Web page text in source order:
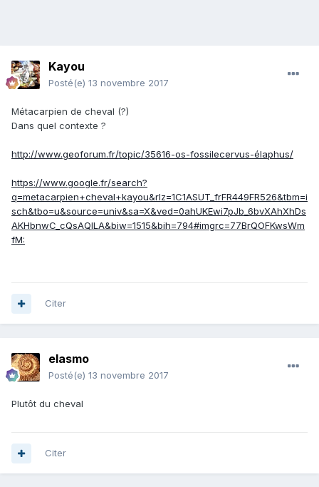
Kayou
Posté(e) 13 novembre 2017
Métacarpien de cheval (?)
Dans quel contexte ?
http://www.geoforum.fr/topic/35616-os-fossilecervus-élaphus/
https://www.google.fr/search?
q=metacarpien+cheval+kayou&rlz=1C1ASUT_frFR449FR526&tbm=i
sch&tbo=u&source=univ&sa=X&ved=0ahUKEwi7pJb_6bvXAhXhDs
AKHbnwC_cQsAQILA&biw=1515&bih=794#imgrc=77BrQOFKwsWm
fM:
Citer
elasmo
Posté(e) 13 novembre 2017
Plutôt du cheval
Citer